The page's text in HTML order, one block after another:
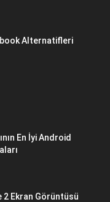
Alternatifleri
En İyi Android
2 Ekran Görüntüsü